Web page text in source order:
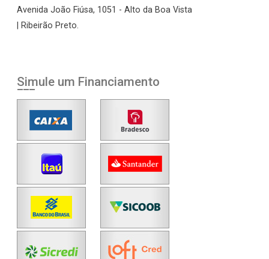
Avenida João Fiúsa, 1051 - Alto da Boa Vista
| Ribeirão Preto.
Simule um Financiamento